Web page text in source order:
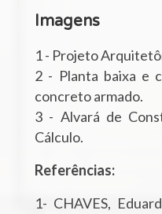
Imagens
1 - Projeto
2 - Planta baixa e
concreto armado.
3 - Alvará de
Cálculo.
Referências:
1- CHAVES,